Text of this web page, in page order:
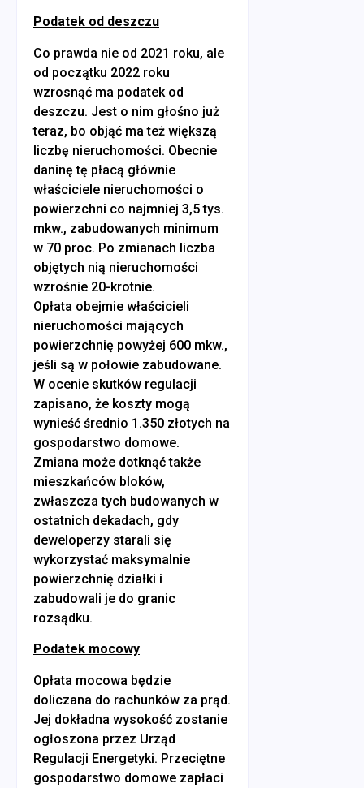
Podatek od deszczu
Co prawda nie od 2021 roku, ale
od początku 2022 roku
wzrosnąć ma podatek od
deszczu. Jest o nim głośno już
teraz, bo objąć ma też większą
liczbę nieruchomości. Obecnie
daninę tę płacą głównie
właściciele nieruchomości o
powierzchni co najmniej 3,5 tys.
mkw., zabudowanych minimum
w 70 proc. Po zmianach liczba
objętych nią nieruchomości
wzrośnie 20-krotnie.
Opłata obejmie właścicieli
nieruchomości mających
powierzchnię powyżej 600 mkw.,
jeśli są w połowie zabudowane.
W ocenie skutków regulacji
zapisano, że koszty mogą
wynieść średnio 1.350 złotych na
gospodarstwo domowe.
Zmiana może dotknąć także
mieszkańców bloków,
zwłaszcza tych budowanych w
ostatnich dekadach, gdy
deweloperzy starali się
wykorzystać maksymalnie
powierzchnię działki i
zabudowali je do granic
rozsądku.
Podatek mocowy
Opłata mocowa będzie
doliczana do rachunków za prąd.
Jej dokładna wysokość zostanie
ogłoszona przez Urząd
Regulacji Energetyki. Przeciętne
gospodarstwo domowe zapłaci